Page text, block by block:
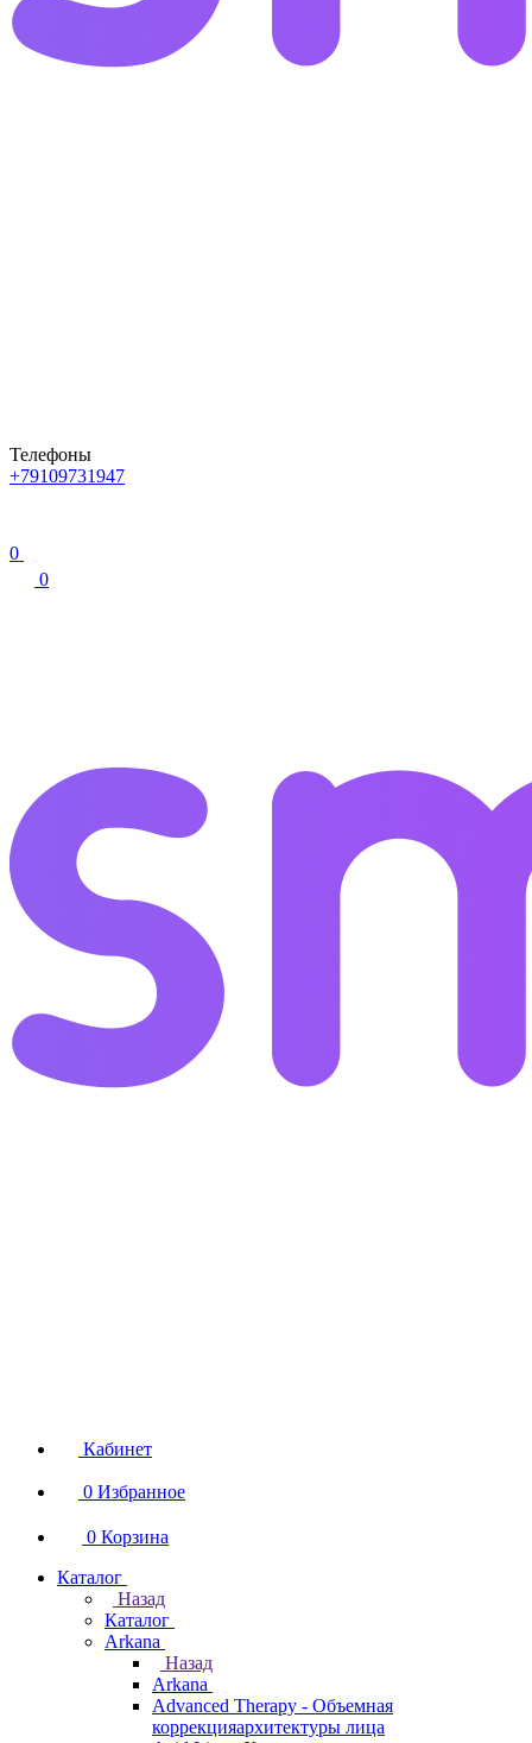
Телефоны
+79109731947
0
0
Кабинет
0 Избранное
0 Корзина
Каталог
Назад
Каталог
Arkana
Назад
Arkana
Advanced Therapy - Объемная
коррекцияархитектуры лица